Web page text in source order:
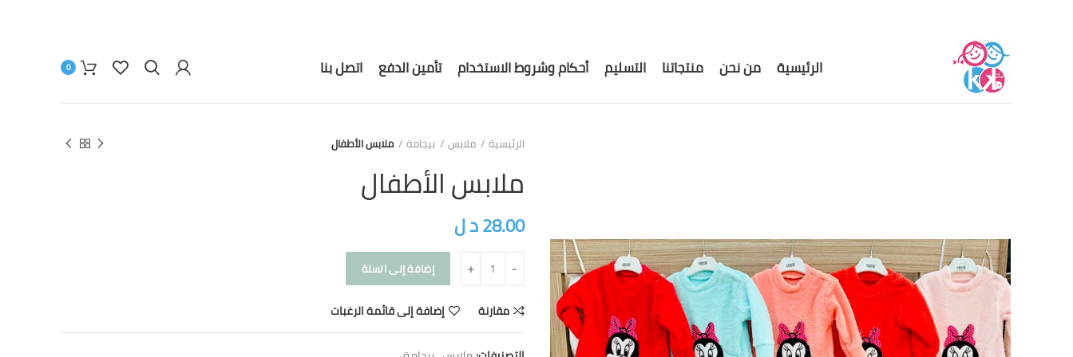
الرئيسية من نحن منتجاتنا التسليم أحكام وشروط الاستخدام تأمين الدفع اتصل بنا 0
الرئيسية ملابس بيجامة ملابس الأطفال
ملابس الأطفال
28.00د ل
إضافة إلى السلة
مقارنة إضافة إلى قائمة الرغبات